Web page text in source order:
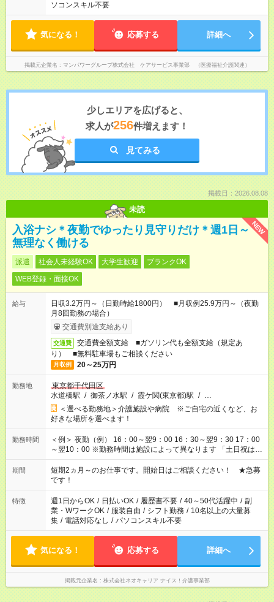
ソコンスキル不要
気になる！ 応募する 詳細へ
掲載元企業名 マンパワーグループ株式会社 ケアサービス事業部 （医療福祉介護関連）
少しエリアを広げると、
求人が256件増えます！
見てみる
掲載日：2026.08.08
未読
NEW
入浴ナシ＊夜勤でゆったり見守りだけ＊週1日～
無理なく働ける
派遣 社会人未経験OK 大学生歓迎
ブランクOK
WEB登録・面接OK
給与
日収3.2万円～（日勤時給1800円） ■月収例25.9万円～（夜勤
月8回勤務の場合）
交通費別途支給あり
交通費
交通費全額支給 ■ガソリン代も全額支給（規定あ
り） ■無料駐車場もご相談ください
月収例 20～25万円
勤務地
東京都千代田区
水道橋駅 / 御茶ノ水駅 / 霞ケ関(東京都)駅 / …
＜選べる勤務地＞介護施設や病院 ※ご自宅の近くなど、お
好きな場所を選べます！
勤務時間
＜例＞ 夜勤（例） 16：00～翌9：00 16：30～翌9：30 17：00
～翌10：00 ※勤務時間は施設によって異なります 「土日祝は休
みたい」 「しっかり稼ぎたい」 「もう少し遅い時間から始めた
い」など ご希望にあったお仕事をご案内いたします。 ※未経験
の方の場合は1～2ヶ月間は日中での仕事を経験いただき、 お
仕事に慣れてからの夜勤になります。 ★家庭の都合でお休みが
必要な場合も遠慮なくご相談ください。
期間
短期2ヵ月～のお仕事です。開始日はご相談ください！ ★急募
です！
特徴 週1日からOK / 日払いOK / 履歴書不要 / 40～50代活躍中 / 副
業・WワークOK / 服装自由 / シフト勤務 / 10名以上の大量募
集 / 電話対応なし / パソコンスキル不要
気になる！ 応募する 詳細へ
掲載元企業名 株式会社ネオキャリア ナイス！介護事業部